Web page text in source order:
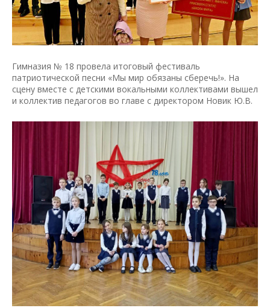
Гимназия № 18 провела итоговый фестиваль
патриотической песни «Мы мир обязаны сберечь!». На
сцену вместе с детскими вокальными коллективами вышел
и коллектив педагогов во главе с директором Новик Ю.В.